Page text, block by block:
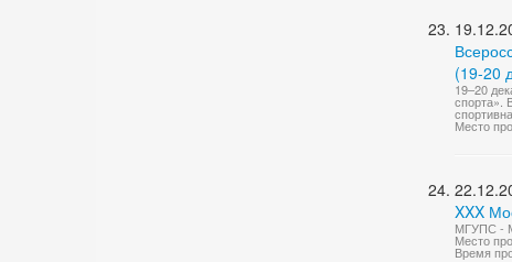
(19-20
19–20
спорта».
Место
XXX
МГУПС -
Место
Время